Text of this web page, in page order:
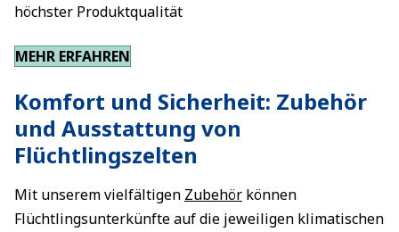
höchster Produktqualität
MEHR ERFAHREN
Komfort und Sicherheit: Zubehör
und Ausstattung von
Flüchtlingszelten
Mit unserem vielfältigen Zubehör können
Flüchtlingsunterkünfte auf die jeweiligen klimatischen